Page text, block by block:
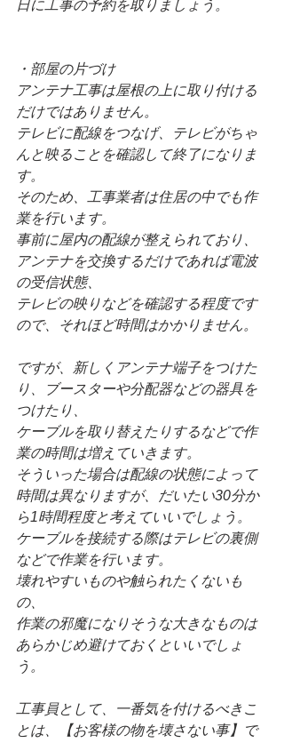
日に工事の予約を取りましょう。
・部屋の片づけ
アンテナ工事は屋根の上に取り付ける
だけではありません。
テレビに配線をつなげ、テレビがちゃ
んと映ることを確認して終了になりま
す。
そのため、工事業者は住居の中でも作
業を行います。
事前に屋内の配線が整えられており、
アンテナを交換するだけであれば電波
の受信状態、
テレビの映りなどを確認する程度です
ので、それほど時間はかかりません。
ですが、新しくアンテナ端子をつけた
り、ブースターや分配器などの器具を
つけたり、
ケーブルを取り替えたりするなどで作
業の時間は増えていきます。
そういった場合は配線の状態によって
時間は異なりますが、だいたい30分か
ら1時間程度と考えていいでしょう。
ケーブルを接続する際はテレビの裏側
などで作業を行います。
壊れやすいものや触られたくないも
の、
作業の邪魔になりそうな大きなものは
あらかじめ避けておくといいでしょ
う。
工事員として、一番気を付けるべきこ
とは、【お客様の物を壊さない事】で